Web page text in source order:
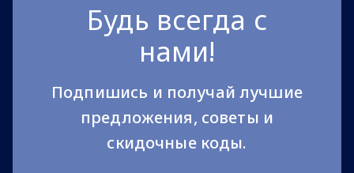
Будь всегда с
нами!
Подпишись и получай лучшие
предложения, советы и
скидочные коды.